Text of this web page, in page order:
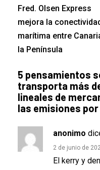
Fred. Olsen Express
mejora la
marítima entre
la Península
5 pensamientos
transporta más
lineales de
las emisiones
anonimo
2 de junio de
El kerry y